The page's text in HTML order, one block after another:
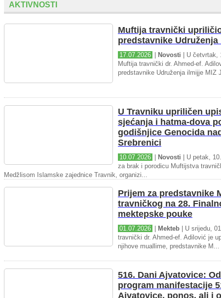
AKTIVNOSTI
Muftija travnički
predstavnike
17.07.2026 Novosti | U četvrtak,
Muftija travnički dr. Ahmed-ef.
predstavnike Udruženja ilmijje MIZ
U Travniku upriličen
sjećanja i hatma-dova
godišnjice Genocida
Srebrenici
10.07.2026 Novosti | U petak,
za brak i porodicu Muftijstva
Medžlisom Islamske zajednice Travnik, organizi...
Prijem za predstavnike
travničkog na 28.
mektepske pouke
01.07.2026 Mekteb | U srijedu,
travnički dr. Ahmed-ef. Adilović je
njihove muallime, predstavnike M...
516. Dani Ajvatovice:
program manifestacije
Ajvatovice, ponos, ali i